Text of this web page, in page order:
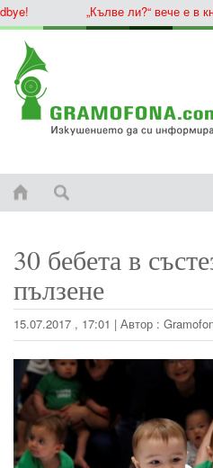
„Кълве ли?“ вече е в
30 бебета в
пълзене
15.07.2017 , 17:01 | Автор :